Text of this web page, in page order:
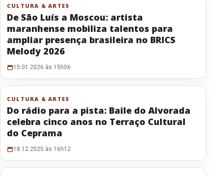
CULTURA & ARTES
De São Luís a Moscou: artista
maranhense mobiliza talentos para
ampliar presença brasileira no BRICS
Melody 2026
15.01.2026 às 15h06
CULTURA & ARTES
Do rádio para a pista: Baile do Alvorada
celebra cinco anos no Terraço Cultural
do Ceprama
18.12.2025 às 16h12